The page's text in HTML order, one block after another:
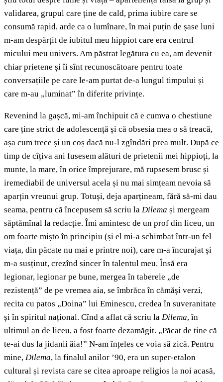
validarea, grupul care ține de cald, prima iubire care se
consumă rapid, arde ca o lumînare, în mai puțin de șase luni
m-am despărțit de iubitul meu hippiot care era centrul
micului meu univers. Am păstrat legătura cu ea, am devenit
chiar prietene și îi sînt recunoscătoare pentru toate
conversațiile pe care le-am purtat de-a lungul timpului și
care m-au „luminat” în diferite privințe.
Revenind la gașcă, mi-am închipuit că e cumva o chestiune
care ține strict de adolescență și că obsesia mea o să treacă,
așa cum trece și un coș dacă nu-l zgîndări prea mult. După ce
timp de cîțiva ani fusesem alături de prietenii mei hippioți, la
munte, la mare, în orice împrejurare, mă rupsesem brusc și
iremediabil de universul acela și nu mai simțeam nevoia să
aparțin vreunui grup. Totuși, deja aparțineam, fără să-mi dau
seama, pentru că începusem să scriu la Dilema și mergeam
săptămînal la redacție. Îmi amintesc de un prof din liceu, un
om foarte mișto în principiu (și el mi-a schimbat într-un fel
viața, din păcate nu mai e printre noi), care m-a încurajat și
m-a susținut, crezînd sincer în talentul meu. Însă era
legionar, legionar pe bune, mergea în taberele „de
rezistență” de pe vremea aia, se îmbrăca în cămăși verzi,
recita cu patos „Doina” lui Eminescu, credea în suveranitate
și în spiritul național. Cînd a aflat că scriu la Dilema, în
ultimul an de liceu, a fost foarte dezamăgit. „Păcat de tine că
te-ai dus la jidanii ăia!” N-am înțeles ce voia să zică. Pentru
mine, Dilema, la finalul anilor ’90, era un super-etalon
cultural și revista care se citea aproape religios la noi acasă,